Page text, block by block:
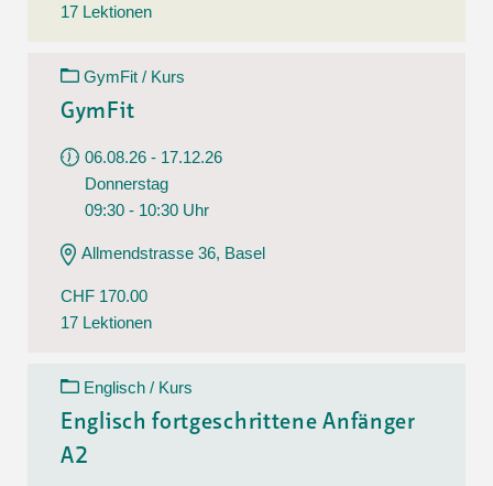
17 Lektionen
GymFit / Kurs
GymFit
06.08.26 - 17.12.26
Donnerstag
09:30 - 10:30 Uhr
Allmendstrasse 36, Basel
CHF 170.00
17 Lektionen
Englisch / Kurs
Englisch fortgeschrittene Anfänger
A2